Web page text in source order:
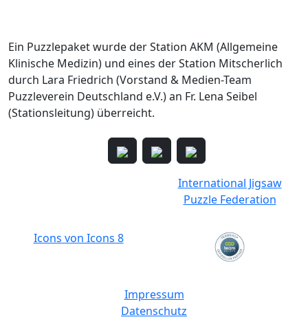
Ein Puzzlepaket wurde der Station AKM (Allgemeine
Klinische Medizin) und eines der Station Mitscherlich
durch Lara Friedrich (Vorstand & Medien-Team
Puzzleverein Deutschland e.V.) an Fr. Lena Seibel
(Stationsleitung) überreicht.
International Jigsaw
Puzzle Federation
Icons von Icons 8
Impressum
Datenschutz